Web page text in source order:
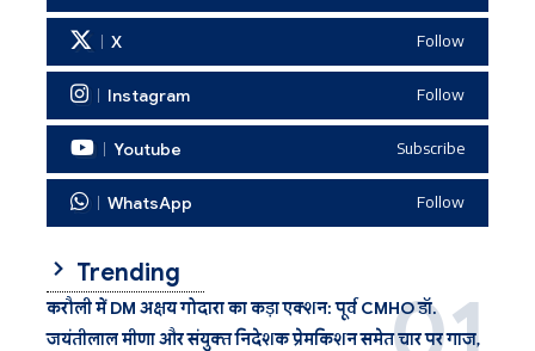
X Follow
Instagram Follow
Youtube Subscribe
WhatsApp Follow
Trending
करौली में DM अक्षय गोदारा का कड़ा एक्शन: पूर्व CMHO डॉ.
जयंतीलाल मीणा और संयुक्त निदेशक प्रेमकिशन समेत चार पर गाज,